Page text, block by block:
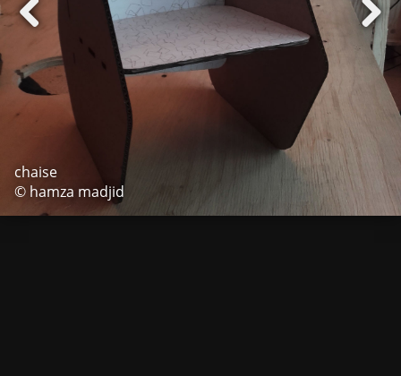
chaise
© hamza madjid